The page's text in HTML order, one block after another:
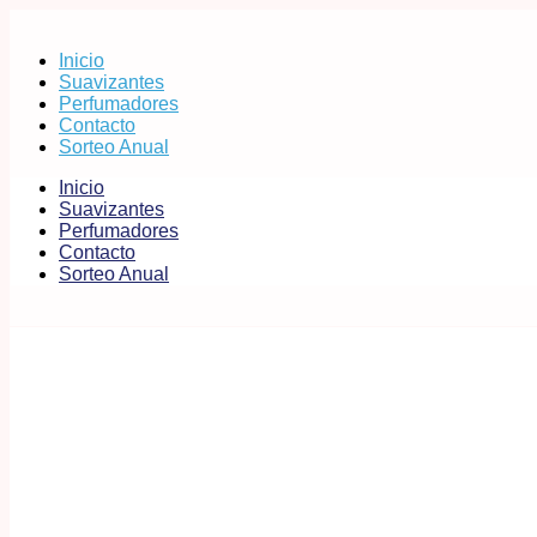
Inicio
Suavizantes
Perfumadores
Contacto
Sorteo Anual
Inicio
Suavizantes
Perfumadores
Contacto
Sorteo Anual